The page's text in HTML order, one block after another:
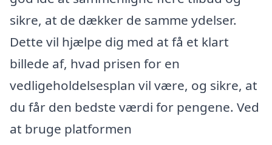
sikre, at de dækker de samme ydelser.
Dette vil hjælpe dig med at få et klart
billede af, hvad prisen for en
vedligeholdelsesplan vil være, og sikre, at
du får den bedste værdi for pengene. Ved
at bruge platformen